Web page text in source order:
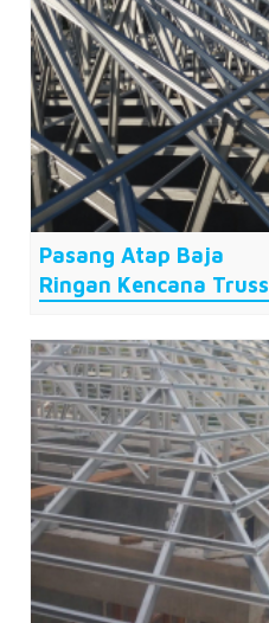
Pasang Atap Baja
Ringan Kencana Truss